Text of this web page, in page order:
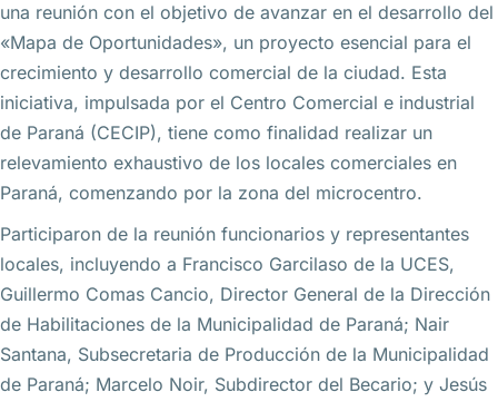
una reunión con el objetivo de avanzar en el desarrollo del
«Mapa de Oportunidades», un proyecto esencial para el
crecimiento y desarrollo comercial de la ciudad. Esta
iniciativa, impulsada por el Centro Comercial e industrial
de Paraná (CECIP), tiene como finalidad realizar un
relevamiento exhaustivo de los locales comerciales en
Paraná, comenzando por la zona del microcentro.
Participaron de la reunión funcionarios y representantes
locales, incluyendo a Francisco Garcilaso de la UCES,
Guillermo Comas Cancio, Director General de la Dirección
de Habilitaciones de la Municipalidad de Paraná; Nair
Santana, Subsecretaria de Producción de la Municipalidad
de Paraná; Marcelo Noir, Subdirector del Becario; y Jesús